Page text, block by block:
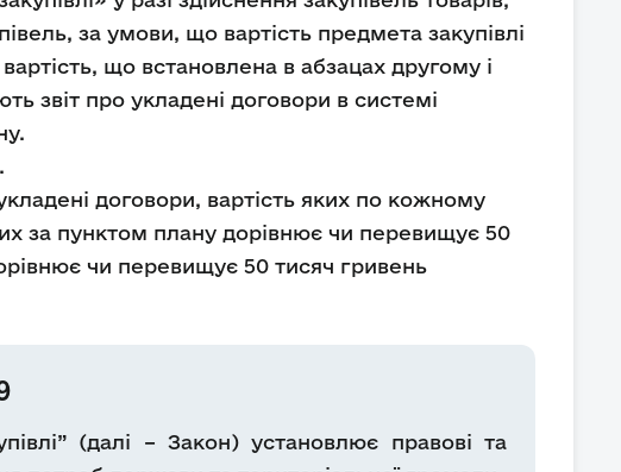
за умови, що вартість предмета закупівлі
що встановлена в абзацах другому і
звіт про укладені договори в системі
договори, вартість яких по кожному
за пунктом плану дорівнює чи перевищує 50
чи перевищує 50 тисяч гривень
(далі – Закон) установлює правові та